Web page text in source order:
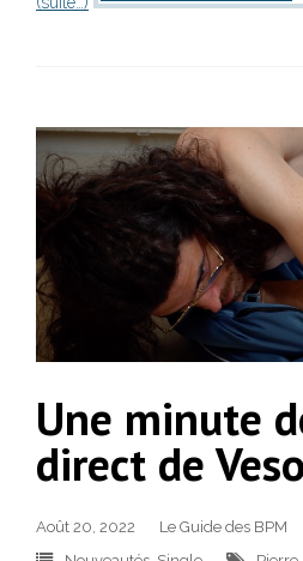
Une minute
direct de
Août 20, 2022
Le Guide des BPM